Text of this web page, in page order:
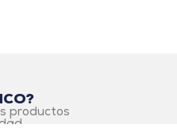
productos